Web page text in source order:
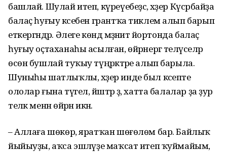
башлай. Шулай итеп, күреүебеҙсә, хәҙер Күсәрбайҙа
балаҫ һуғыу кәсебен грантҡа тиклем алып барып
еткергәндәр. Әлеге көндә мәҙәниәт йортонда балаҫ
һуғыу оҫтаханаһы асылған, өйрәнергә теләүселәр
өсөн бушлай туҡыу түңәрәктәре алып барыла.
Шуныһы шатлыҡлы, хәҙер инде был кәсепте
ололар ғына түгел, йәштәр ҙә, хатта балалар ҙа ҙур
теләк менән өйрәнә икән.
– Аллаға шөкөр, яратҡан шөғөлөм бар. Байлыҡ
йыйыуҙы, аҡса эшләүҙе маҡсат итеп ҡуймайым,